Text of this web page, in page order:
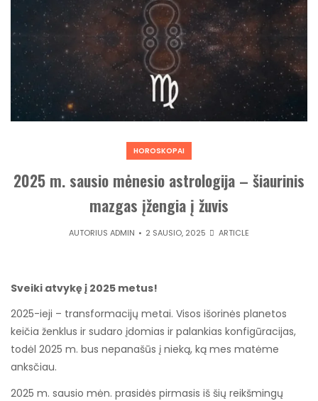
HOROSKOPAI
2025 m. sausio mėnesio astrologija – šiaurinis
mazgas įžengia į žuvis
AUTORIUSADMIN 2 SAUSIO, 2025 ARTICLE
Sveiki atvykę į 2025 metus!
2025-ieji – transformacijų metai. Visos išorinės planetos
keičia ženklus ir sudaro įdomias ir palankias konfigūracijas,
todėl 2025 m. bus nepanašūs į nieką, ką mes matėme
anksčiau.
2025 m. sausio mėn. prasidės pirmasis iš šių reikšmingų